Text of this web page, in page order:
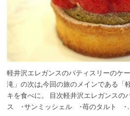
軽井沢エレガンスのパティスリーのケ
滝」の次は,今回の旅のメインである「
キを食べに。 目次軽井沢エレガンス
ス ･サンミッシェル ･苺のタルト